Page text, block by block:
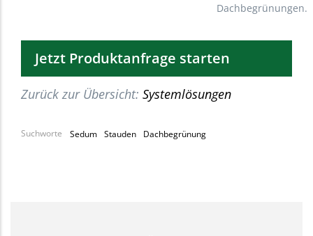
Dachbegrünungen.
Jetzt Produktanfrage starten
Zurück zur Übersicht: Systemlösungen
Suchworte Sedum Stauden Dachbegrünung